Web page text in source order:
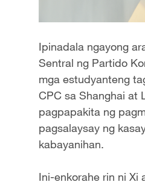
Ipinadala ngayong
Sentral ng Partido
mga estudyanteng
CPC sa Shanghai at
pagpapakita ng
pagsalaysay ng
kabayanihan.
Ini-enkorahe rin ni Xi